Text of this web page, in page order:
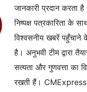
जानकारी प्रदान करता
निष्पक्ष पत्रकारिता के
विश्वसनीय खबरें पहुँचाने
है। अनुभवी टीम द्वारा
सत्यता और गुणवत्ता का
रखती हैं।